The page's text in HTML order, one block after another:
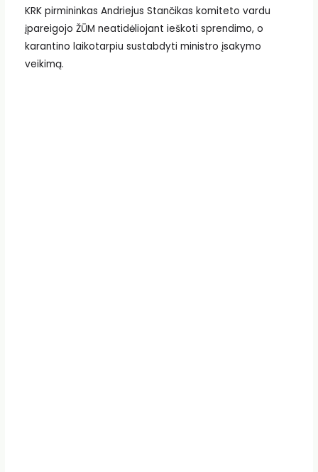
KRK pirmininkas Andriejus Stančikas komiteto vardu
įpareigojo ŽŪM neatidėliojant ieškoti sprendimo, o
karantino laikotarpiu sustabdyti ministro įsakymo
veikimą.